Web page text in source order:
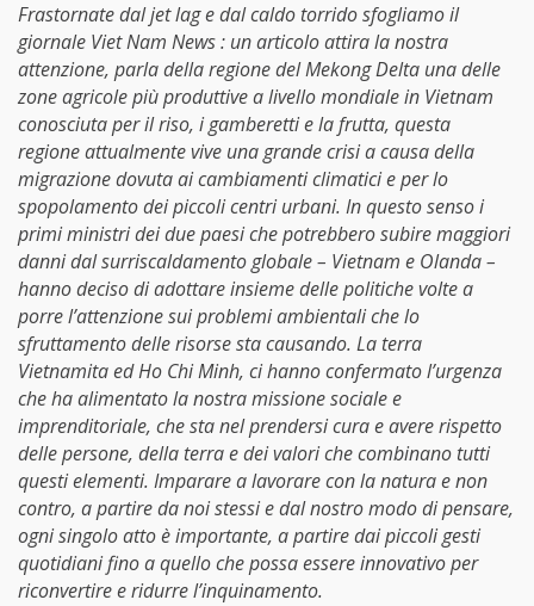
Frastornate dal jet lag e dal caldo torrido sfogliamo il
giornale Viet Nam News : un articolo attira la nostra
attenzione, parla della regione del Mekong Delta una delle
zone agricole più produttive a livello mondiale in Vietnam
conosciuta per il riso, i gamberetti e la frutta, questa
regione attualmente vive una grande crisi a causa della
migrazione dovuta ai cambiamenti climatici e per lo
spopolamento dei piccoli centri urbani. In questo senso i
primi ministri dei due paesi che potrebbero subire maggiori
danni dal surriscaldamento globale – Vietnam e Olanda –
hanno deciso di adottare insieme delle politiche volte a
porre l’attenzione sui problemi ambientali che lo
sfruttamento delle risorse sta causando. La terra
Vietnamita ed Ho Chi Minh, ci hanno confermato l’urgenza
che ha alimentato la nostra missione sociale e
imprenditoriale, che sta nel prendersi cura e avere rispetto
delle persone, della terra e dei valori che combinano tutti
questi elementi. Imparare a lavorare con la natura e non
contro, a partire da noi stessi e dal nostro modo di pensare,
ogni singolo atto è importante, a partire dai piccoli gesti
quotidiani fino a quello che possa essere innovativo per
riconvertire e ridurre l’inquinamento.